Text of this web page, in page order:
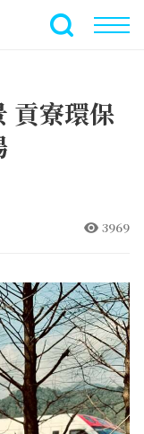
全文檢索
貢寮環保
3969